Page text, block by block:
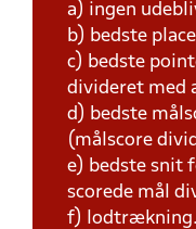
a) ingen
b) bedste
c) bedste
divideret med
d) bedste
(målscore
e) bedste snit
scorede mål
f) lodtrækning.